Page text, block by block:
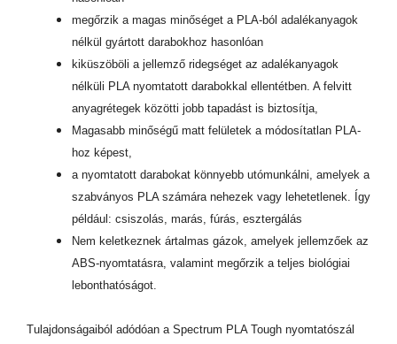
megőrzik a magas minőséget a PLA-ból adalékanyagok
nélkül gyártott darabokhoz hasonlóan
kiküszöböli a jellemző ridegséget az adalékanyagok
nélküli PLA nyomtatott darabokkal ellentétben. A felvitt
anyagrétegek közötti jobb tapadást is biztosítja,
Magasabb minőségű matt felületek a módosítatlan PLA-
hoz képest,
a nyomtatott darabokat könnyebb utómunkálni, amelyek a
szabványos PLA számára nehezek vagy lehetetlenek. Így
például: csiszolás, marás, fúrás, esztergálás
Nem keletkeznek ártalmas gázok, amelyek jellemzőek az
ABS-nyomtatásra, valamint megőrzik a teljes biológiai
lebonthatóságot.
Tulajdonságaiból adódóan a Spectrum PLA Tough nyomtatószál